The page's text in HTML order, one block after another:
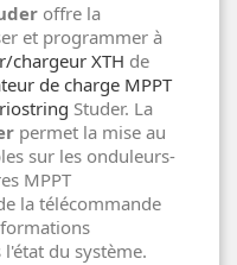
offre la
et programmer à
chargeur XTH de
de charge MPPT
Studer. La
permet la mise au
sur les onduleurs-
MPPT
la télécommande
du système.